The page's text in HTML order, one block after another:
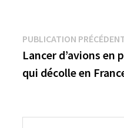
Navigation
de
l’article
PUBLICATION
Lancer d’avions en
qui décolle en